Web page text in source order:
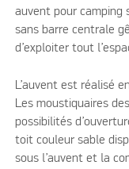
auvent pour camping
sans barre centrale
d’exploiter tout
L’auvent est réalisé
Les moustiquaires
possibilités
toit couleur sable
sous l’auvent et la